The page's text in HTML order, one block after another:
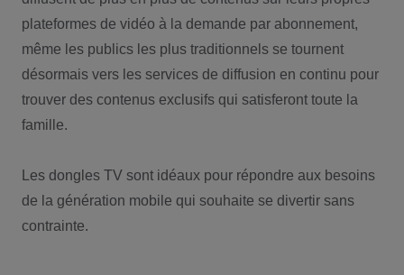
plateformes de vidéo à la demande par abonnement,
même les publics les plus traditionnels se tournent
désormais vers les services de diffusion en continu pour
trouver des contenus exclusifs qui satisferont toute la
famille.
Les dongles TV sont idéaux pour répondre aux besoins
de la génération mobile qui souhaite se divertir sans
contrainte.